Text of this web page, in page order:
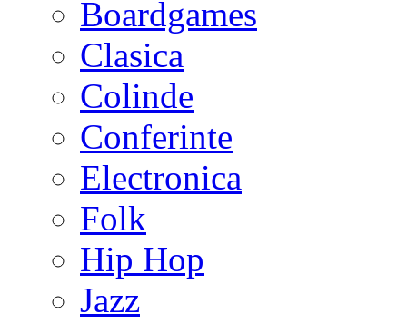
Boardgames
Clasica
Colinde
Conferinte
Electronica
Folk
Hip Hop
Jazz